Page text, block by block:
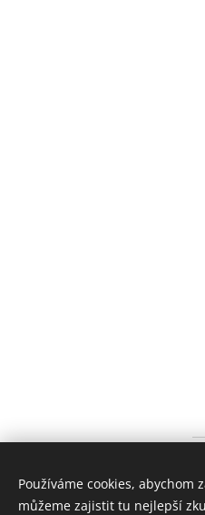
Používáme cookies,
můžeme zajistit tu nejlepší